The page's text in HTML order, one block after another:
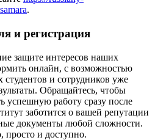
.
и регистрация
защите интересов наших
онлайн, с возможностью
и сотрудников уже
Обращайтесь, чтобы
успешную работу сразу после
заботится о вашей репутации
документы любой сложности.
просто и доступно.